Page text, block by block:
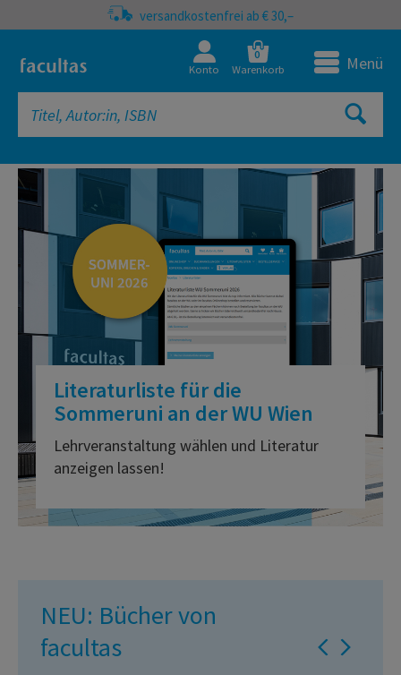
versandkostenfrei ab € 30,–
Konto
0
Warenkorb Menü
facultas Onlineshop |
Literaturliste für die
Sommeruni an der WU Wien
Lehrveranstaltung wählen und Literatur
anzeigen lassen!
NEU: Bücher von
facultas